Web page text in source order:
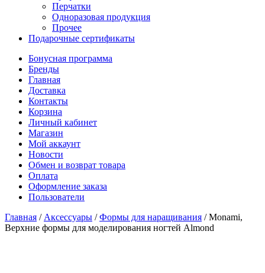
Перчатки
Одноразовая продукция
Прочее
Подарочные сертификаты
Бонусная программа
Бренды
Главная
Доставка
Контакты
Корзина
Личный кабинет
Магазин
Мой аккаунт
Новости
Обмен и возврат товара
Оплата
Оформление заказа
Пользователи
Главная / Аксессуары /Формы для наращивания /Monami,
Верхние формы для моделирования ногтей Almond